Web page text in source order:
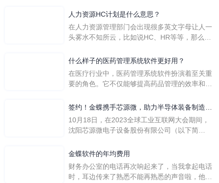
人力资源HC计划是什么意思？
在人力资源管理部门会出现很多英文字母让人一
头雾水不知所云，比如说HC、HR等等，那么它
么呢？
什么样子的医药管理系统软件更好用？
在医疗行业中，医药管理系统软件扮演着至关重
要的角色。它不仅能够提高药品管理的效率和准
一个好用的医药管理系统软件应具备以下特点。
地进行操作。 复杂的
签约！金蝶携手芯源微，助力半导体装备制造领
先企业迈向世界
10月18日，在2023全球工业互联网大会期间，
沈阳芯源微电子设备股份有限公司（以下简
下简称“金蝶”）在辽宁沈阳签署战略合作协议。
营管控平台，从而实现公司产研一体化、业财一
体化，提升公司整体业务水平。
金蝶软件的年均费用
财务办公室的电话再次响起来了，当我拿起电话
时，耳边传来了熟悉不能再熟悉的声音啦，他就